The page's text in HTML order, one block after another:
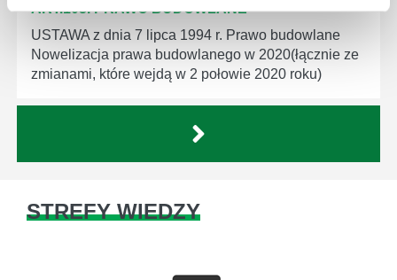
ART.103. PRAWO BUDOWLANE
USTAWA z dnia 7 lipca 1994 r. Prawo budowlane
Nowelizacja prawa budowlanego w 2020(łącznie ze
zmianami, które wejdą w 2 połowie 2020 roku)
STREFY WIEDZY